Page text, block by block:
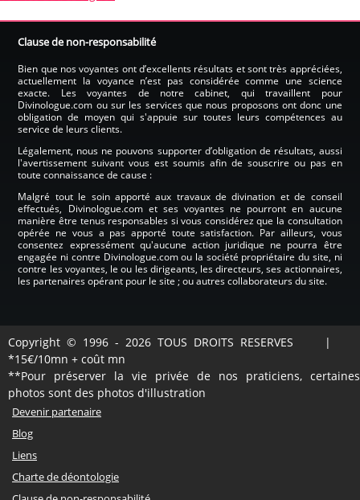
Clause de non-responsabilité
Bien que nos voyantes ont d’excellents résultats et sont très appréciées,
actuellement la voyance n’est pas considérée comme une science
exacte. Les voyantes de notre cabinet, qui travaillent pour
Divinologue.com ou sur les services que nous proposons ont donc une
obligation de moyen qui s'appuie sur toutes leurs compétences au
service de leurs clients.
Légalement, nous ne pouvons supporter d’obligation de résultats, aussi
l'avertissement suivant vous est soumis afin de souscrire ou pas en
toute connaissance de cause :
Malgré tout le soin apporté aux travaux de divination et de conseil
effectués, Divinologue.com et ses voyantes ne pourront en aucune
manière être tenus responsables si vous considérez que la consultation
opérée ne vous a pas apporté toute satisfaction. Par ailleurs, vous
consentez expressément qu'aucune action juridique ne pourra être
engagée ni contre Divinologue.com ou la société propriétaire du site, ni
contre les voyantes, le ou les dirigeants, les directeurs, ses actionnaires,
les partenaires opérant pour le site ; ou autres collaborateurs du site.
Copyright © 1996 - 2026 TOUS DROITS RESERVES |
*15€/10mn + coût mn
**Pour préserver la vie privée de nos praticiens, certaines
photos sont des photos d'illustration
Devenir partenaire
Blog
Liens
Charte de déontologie